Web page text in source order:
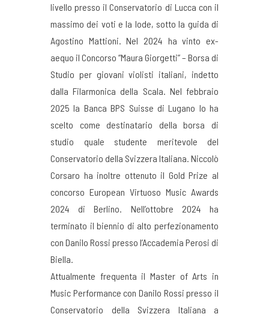
livello presso il Conservatorio di Lucca con il
massimo dei voti e la lode, sotto la guida di
Agostino Mattioni. Nel 2024 ha vinto ex-
aequo il Concorso “Maura Giorgetti” – Borsa di
Studio per giovani violisti italiani, indetto
dalla Filarmonica della Scala. Nel febbraio
2025 la Banca BPS Suisse di Lugano lo ha
scelto come destinatario della borsa di
studio quale studente meritevole del
Conservatorio della Svizzera Italiana. Niccolò
Corsaro ha inoltre ottenuto il Gold Prize al
concorso European Virtuoso Music Awards
2024 di Berlino. Nell’ottobre 2024 ha
terminato il biennio di alto perfezionamento
con Danilo Rossi presso l’Accademia Perosi di
Biella.
Attualmente frequenta il Master of Arts in
Music Performance con Danilo Rossi presso il
Conservatorio della Svizzera Italiana a